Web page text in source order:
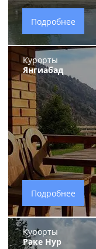
Подробнее
Курорты
Янгиабад
Подробнее
Курорты
Раке Нур